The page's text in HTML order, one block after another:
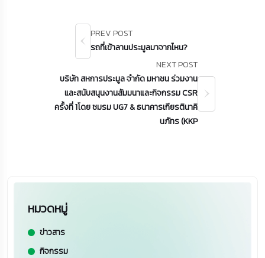
PREV POST
รถที่เข้าลานประมูลมาจากไหน?
NEXT POST
บริษัท สหการประมูล จำกัด มหาชน ร่วมงาน
และสนับสนุนงานสัมมนาและกิจกรรม CSR
ครั้งที่ 1โดย ชมรม UG7 & ธนาคารเกียรตินาคิ
นภัทร (KKP
หมวดหมู่
ข่าวสาร
กิจกรรม